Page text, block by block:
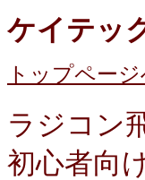
ケイテッ
トップペー
ラジコン
初心者向